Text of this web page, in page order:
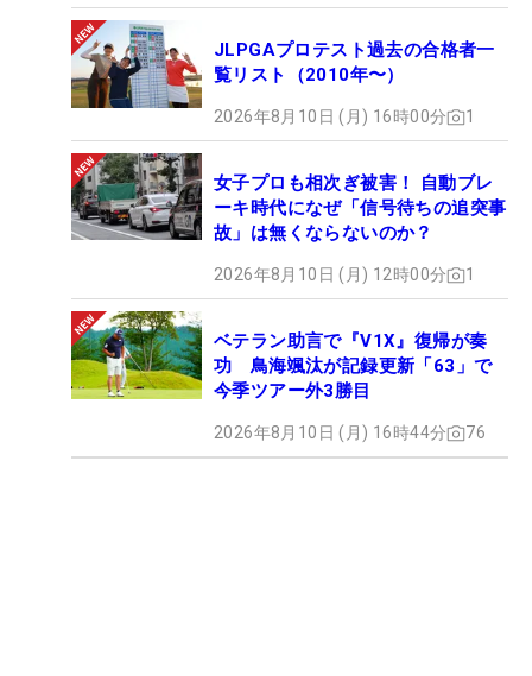
JLPGAプロテスト過去の合格者一
覧リスト（2010年〜）
2026年8月10日 (月) 16時00分 1
女子プロも相次ぎ被害！ 自動ブレ
ーキ時代になぜ「信号待ちの追突事
故」は無くならないのか？
2026年8月10日 (月) 12時00分 1
ベテラン助言で『V1X』復帰が奏
功 鳥海颯汰が記録更新「63」で
今季ツアー外3勝目
2026年8月10日 (月) 16時44分 76